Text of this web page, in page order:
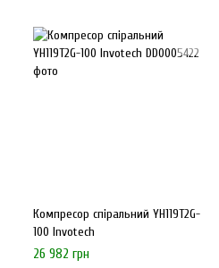
Компресор спіральний YH119T2G-
100 Invotech
26 982 грн